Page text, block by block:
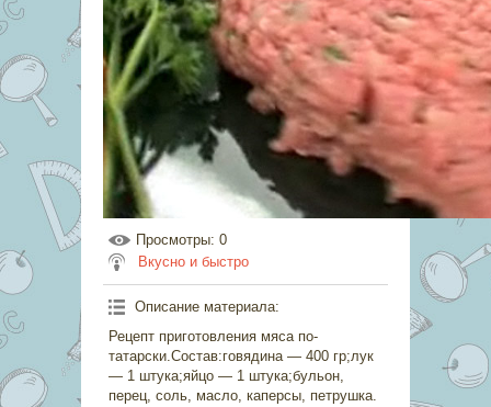
Просмотры: 0
Вкусно и быстро
Описание материала:
Рецепт приготовления мяса по-
татарски.Состав:говядина — 400 гр;лук
— 1 штука;яйцо — 1 штука;бульон,
перец, соль, масло, каперсы, петрушка.